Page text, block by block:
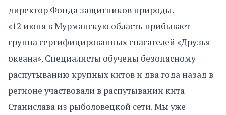
директор Фонда защитников природы.
«12 июня в Мурманскую область прибывает
группа сертифицированных спасателей «Друзья
океана». Специалисты обучены безопасному
распутыванию крупных китов и два года назад в
регионе участвовали в распутывании кита
Станислава из рыболовецкой сети. Мы уже